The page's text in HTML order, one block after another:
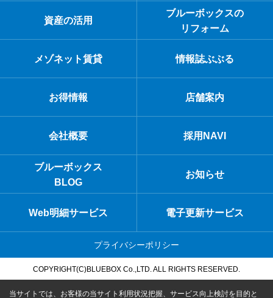
資産の活用
ブルーボックスの
リフォーム
メゾネット賃貸 情報誌ぶぶる
お得情報 店舗案内
会社概要 採用NAVI
ブルーボックス
BLOG
お知らせ
Web明細サービス 電子更新サービス
プライバシーポリシー
COPYRIGHT(C)BLUEBOX Co.,LTD. ALL RIGHTS RESERVED.
当サイトでは、お客様の当サイト利用状況把握、サービス向上検討を目的と